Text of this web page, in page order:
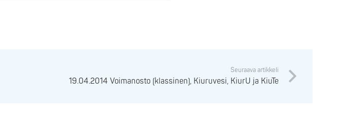
Seuraava artikkeli
19.04.2014 Voimanosto (klassinen), Kiuruvesi, KiurU ja KiuTe